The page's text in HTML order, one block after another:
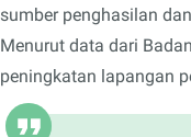
sumber penghasilan
Menurut data dari
peningkatan lapangan